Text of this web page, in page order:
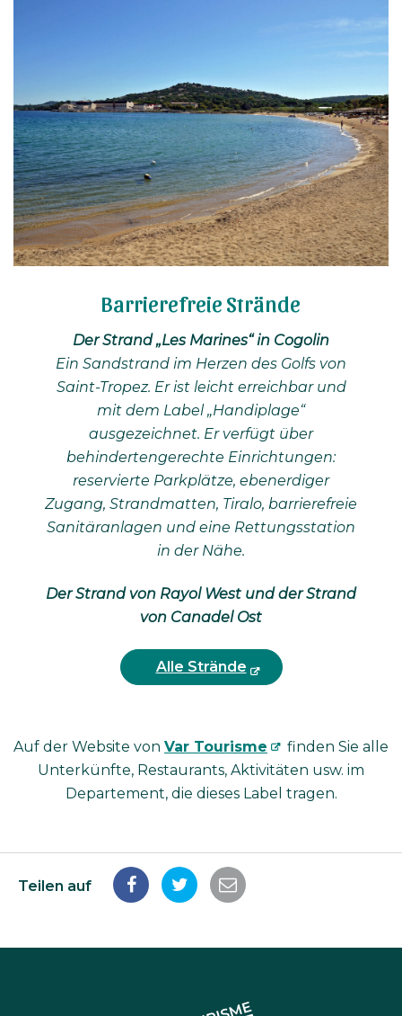
Barrierefreie Strände
Der Strand „Les Marines“ in Cogolin
Ein Sandstrand im Herzen des Golfs von
Saint-Tropez. Er ist leicht erreichbar und
mit dem Label „Handiplage“
ausgezeichnet. Er verfügt über
behindertengerechte Einrichtungen:
reservierte Parkplätze, ebenerdiger
Zugang, Strandmatten, Tiralo, barrierefreie
Sanitäranlagen und eine Rettungsstation
in der Nähe.
Der Strand von Rayol West und der Strand
von Canadel Ost
Alle Strände
Auf der Website von Var Tourisme
finden Sie alle
Unterkünfte, Restaurants, Aktivitäten usw. im
Departement, die dieses Label tragen.
Teilen auf
Auf
teilen
Auf
teilen
Per
Mail